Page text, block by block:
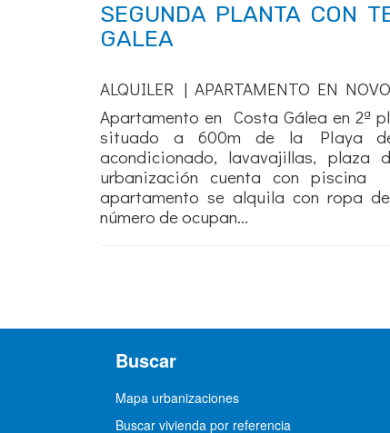
SEGUNDA PLANTA CON
GALEA
ALQUILER | APARTAMENTO EN
Apartamento en Costa Gálea en 2ª
situado a 600m de la Playa
acondicionado, lavavajillas,
urbanización cuenta con piscina
apartamento se alquila con ropa
número de ocupan...
Buscar
Mapa urbanizaciones
Buscar vivienda por referencia